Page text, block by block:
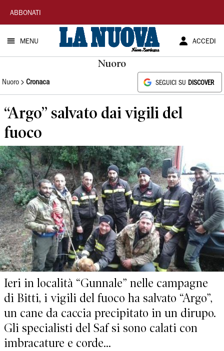
La
Nuova
Sardegna
ABBONATI
MENU ACCEDI
Nuoro
Nuoro Cronaca SEGUICI SU DISCOVER
“Argo” salvato dai vigili del
fuoco
Ieri in località “Gunnale” nelle campagne
di Bitti, i vigili del fuoco ha salvato “Argo”,
un cane da caccia precipitato in un dirupo.
Gli specialisti del Saf si sono calati con
imbracature e corde...